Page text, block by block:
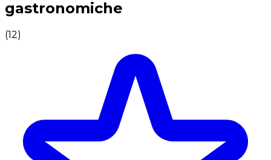
gastronomiche
(12)